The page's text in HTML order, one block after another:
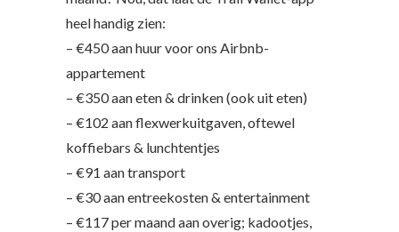
heel handig zien:
– €450 aan huur voor ons Airbnb-
appartement
– €350 aan eten & drinken (ook uit eten)
– €102 aan flexwerkuitgaven, oftewel
koffiebars & lunchtentjes
– €91 aan transport
– €30 aan entreekosten & entertainment
– €117 per maand aan overig; kadootjes,